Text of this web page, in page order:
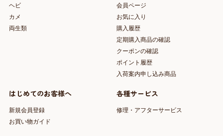
ヘビ
カメ
両生類
会員ページ
お気に入り
購入履歴
定期購入商品の確認
クーポンの確認
ポイント履歴
入荷案内申し込み商品
はじめてのお客様へ
新規会員登録
お買い物ガイド
各種サービス
修理・アフターサービス